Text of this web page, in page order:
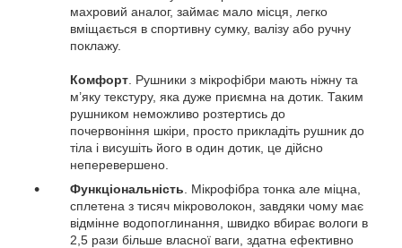
махровий аналог, займає мало місця, легко
вміщається в спортивну сумку, валізу або ручну
поклажу.
Комфорт . Рушники з мікрофібри мають ніжну та
м’яку текстуру, яка дуже приємна на дотик. Таким
рушником неможливо розтертись до
почервоніння шкіри, просто прикладіть рушник до
тіла і висушіть його в один дотик, це дійсно
неперевершено.
Функціональність . Мікрофібра тонка але міцна,
сплетена з тисяч мікроволокон, завдяки чому має
відмінне водопоглинання, швидко вбирає вологи в
2,5 рази більше власної ваги, здатна ефективно